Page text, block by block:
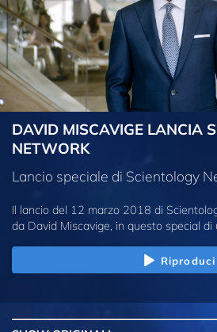
DAVID MISCAVIGE LANCIA
NETWORK
Lancio speciale di Scientology
Il lancio del 12 marzo 2018 di
da David Miscavige, in questo special di
Riproduci